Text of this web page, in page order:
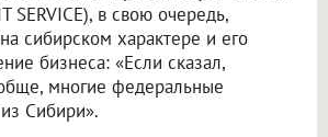
SERVICE), в свою очередь,
сибирском характере и его
бизнеса: «Если сказал,
многие федеральные
Сибири».